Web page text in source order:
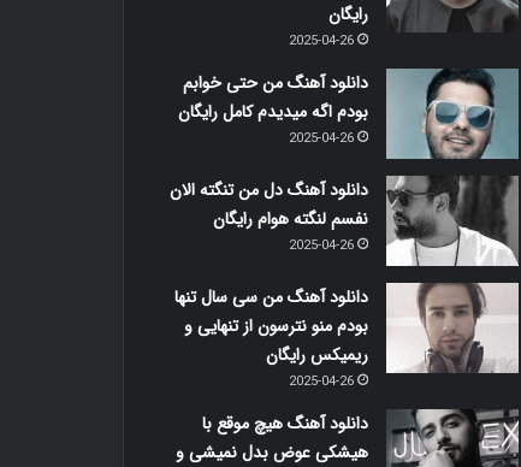
رایگان
2025-04-26
دانلود آهنگ من حتی خوابم
بودم اگه میدیدم کامل رایگان
2025-04-26
دانلود آهنگ دل من تنگته الان
نفسم لنگته هوام رایگان
2025-04-26
دانلود آهنگ من سی سال تنها
بودم منو نترسون از تنهایی و
ریمیکس رایگان
2025-04-26
دانلود آهنگ هیچ موقع با
هیشکی عوض بدل نمیشی و